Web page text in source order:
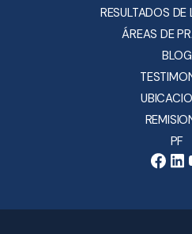
RESULTADOS
ÁREAS DE
BLOG
PF